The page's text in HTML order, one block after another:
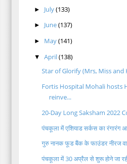
► July(133)
► June(137)
► May(141)
▼ April(138)
Star of Glorify (Mrs, Miss and
Fortis Hospital Mohali hosts
reinve...
20-Day Long Saksham 2022
पंचकूला में एशियाड सर्कस का रंगारंग
गुरु नानक फूड बैंक के फाउंडर नीरज
पंचकूला में 30 अप्रैल से शुरू होने जा